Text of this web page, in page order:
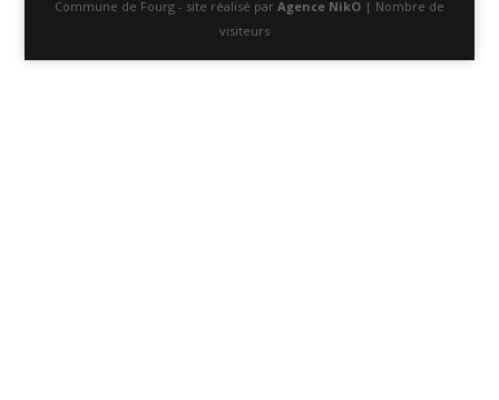
Commune de Fourg - site réalisé par Agence NikO| Nombre de
visiteurs